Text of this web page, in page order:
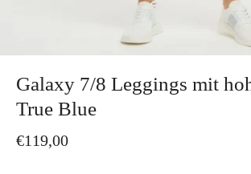
Galaxy 7/8 Leggings mit
True Blue
€119,00